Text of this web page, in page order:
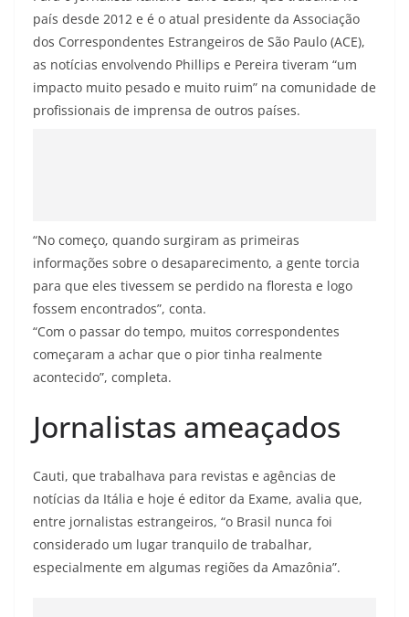
país desde 2012 e é o atual presidente da Associação
dos Correspondentes Estrangeiros de São Paulo (ACE),
as notícias envolvendo Phillips e Pereira tiveram “um
impacto muito pesado e muito ruim” na comunidade de
profissionais de imprensa de outros países.
“No começo, quando surgiram as primeiras
informações sobre o desaparecimento, a gente torcia
para que eles tivessem se perdido na floresta e logo
fossem encontrados”, conta.
“Com o passar do tempo, muitos correspondentes
começaram a achar que o pior tinha realmente
acontecido”, completa.
Jornalistas ameaçados
Cauti, que trabalhava para revistas e agências de
notícias da Itália e hoje é editor da Exame, avalia que,
entre jornalistas estrangeiros, “o Brasil nunca foi
considerado um lugar tranquilo de trabalhar,
especialmente em algumas regiões da Amazônia”.